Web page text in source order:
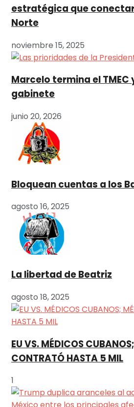
estratégica que
Norte
noviembre 15, 2025
Marcelo termina el TMEC
gabinete
junio 20, 2026
Bloquean cuentas a los
agosto 16, 2025
La libertad de Beatriz
agosto 18, 2025
EU VS. MÉDICOS
CONTRATÓ HASTA 5 MIL
1